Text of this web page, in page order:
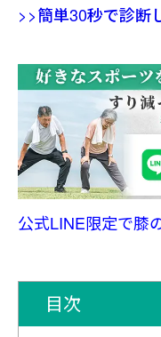
>>簡単30秒で診断
公式LINE限定で膝
目次